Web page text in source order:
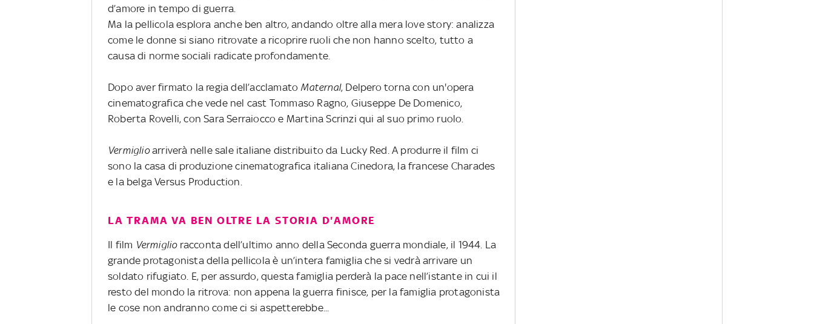
d’amore in tempo di guerra.
Ma la pellicola esplora anche ben altro, andando oltre alla mera love story: analizza
come le donne si siano ritrovate a ricoprire ruoli che non hanno scelto, tutto a
causa di norme sociali radicate profondamente.
Dopo aver firmato la regia dell’acclamato Maternal, Delpero torna con un'opera
cinematografica che vede nel cast Tommaso Ragno, Giuseppe De Domenico,
Roberta Rovelli, con Sara Serraiocco e Martina Scrinzi qui al suo primo ruolo.
Vermiglioarriverà nelle sale italiane distribuito da Lucky Red. A produrre il film ci
sono la casa di produzione cinematografica italiana Cinedora, la francese Charades
e la belga Versus Production.
LA TRAMA VA BEN OLTRE LA STORIA D'AMORE
Il film Vermiglioracconta dell’ultimo anno della Seconda guerra mondiale, il 1944. La
grande protagonista della pellicola è un’intera famiglia che si vedrà arrivare un
soldato rifugiato. E, per assurdo, questa famiglia perderà la pace nell’istante in cui il
resto del mondo la ritrova: non appena la guerra finisce, per la famiglia protagonista
le cose non andranno come ci si aspetterebbe...